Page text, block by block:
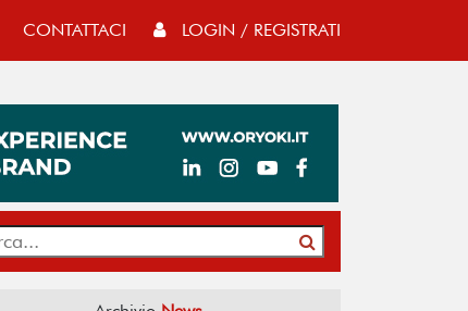
CONTATTACI LOGIN / REGISTRATI